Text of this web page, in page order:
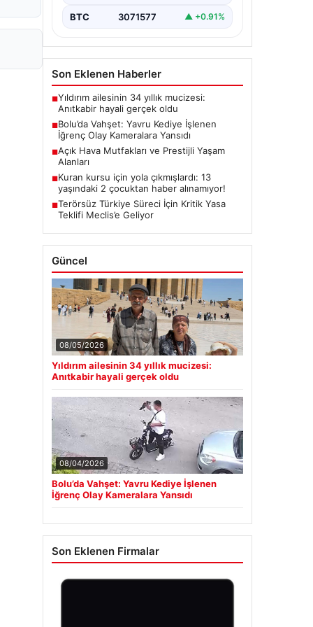
BTC 3071577 ▲ +0.91%
Son Eklenen Haberler
■Yıldırım ailesinin 34 yıllık mucizesi:
Anıtkabir hayali gerçek oldu
■Bolu’da Vahşet: Yavru Kediye İşlenen
İğrenç Olay Kameralara Yansıdı
■Açık Hava Mutfakları ve Prestijli Yaşam
Alanları
■Kuran kursu için yola çıkmışlardı: 13
yaşındaki 2 çocuktan haber alınamıyor!
■Terörsüz Türkiye Süreci İçin Kritik Yasa
Teklifi Meclis’e Geliyor
Güncel
08/05/2026
Yıldırım ailesinin 34 yıllık mucizesi:
Anıtkabir hayali gerçek oldu
08/04/2026
Bolu’da Vahşet: Yavru Kediye İşlenen
İğrenç Olay Kameralara Yansıdı
Son Eklenen Firmalar